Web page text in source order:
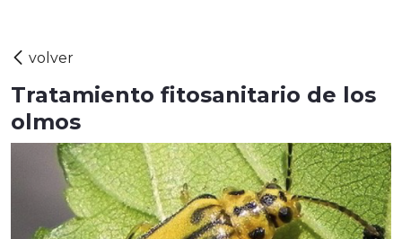
Tratamiento fitosanitario de los
olmos